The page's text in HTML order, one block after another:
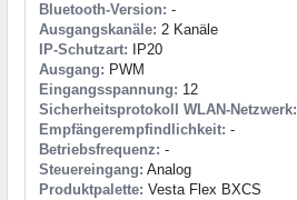
Bluetooth-Version: -
Ausgangskanäle: 2 Kanäle
IP-Schutzart: IP20
Ausgang: PWM
Eingangsspannung: 12
Sicherheitsprotokoll WLAN-Netzwerk:
Empfängerempfindlichkeit: -
Betriebsfrequenz: -
Steuereingang: Analog
Produktpalette: Vesta Flex BXCS